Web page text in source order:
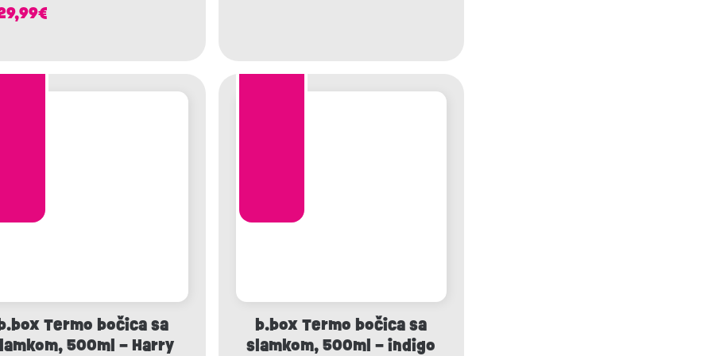
€
Termo bočica sa
500ml – Harry
b.box Termo bočica sa
slamkom, 500ml – indigo